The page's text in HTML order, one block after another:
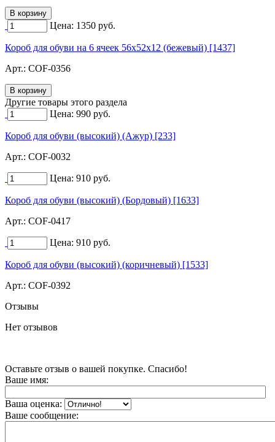
Цена: 1350 руб.
Короб для обуви на 6 ячеек 56х52х12 (бежевый) [1437]
Арт.: COF-0356
Другие товары этого раздела
Цена: 990 руб.
Короб для обуви (высокий) (Ажур) [233]
Арт.: COF-0032
Цена: 910 руб.
Короб для обуви (высокий) (Бордовый) [1633]
Арт.: COF-0417
Цена: 910 руб.
Короб для обуви (высокий) (коричневый) [1533]
Арт.: COF-0392
Отзывы
Нет отзывов
Оставьте отзыв о вашей покупке. Спасибо!
Ваше имя:
Ваша оценка:
Ваше сообщение: